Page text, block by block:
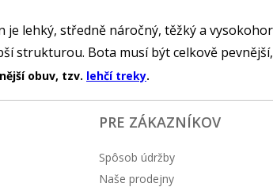
je lehký, středně náročný, těžký a
strukturou. Bota musí být celkově
obuv, tzv. lehčí treky.
PRE ZÁKAZNÍKOV
Spôsob údržby
Naše prodejny